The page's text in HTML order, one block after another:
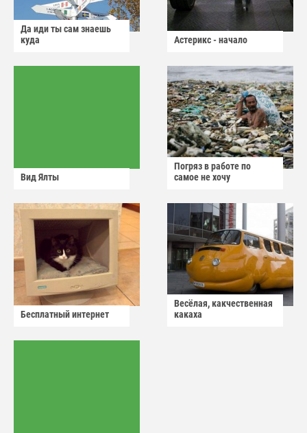
Да иди ты сам знаешь
куда
Астерикс - начало
Вид Ялты
Погряз в работе по
самое не хочу
Бесплатный интернет
Весёлая, какчественная
какаха